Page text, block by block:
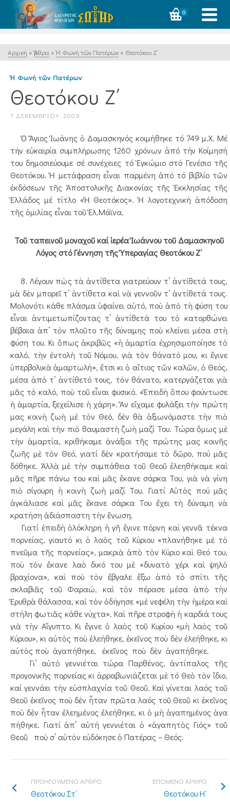
0
Αρχική » Ἄρθρα » Ἡ Φωνή τῶν Πατέρων » Θεοτόκου Ζ΄
Ἡ Φωνή τῶν Πατέρων
Θεοτόκου Ζ΄
7 ΔΕΚΕΜΒΡΊΟΥ, 2009
Ὁ Ἅγιος Ἰωάνης ὁ Δαμασκηνός κοιμήθηκε τό 749 μ.Χ. Μέ
τήν εὐκαιρία συμπλήρωσης 1260 χρόνων ἀπό τήν Κοίμησή
του δημοσιεύουμε σέ συνέχειες τό Ἐγκώμιο στό Γενέσιο τῆς
Θεοτόκου. Ἡ μετάφραση εἶναι παρμένη ἀπό τό βιβλίο τῶν
ἐκδόσεων τῆς Ἀποστολικῆς Διακονίας τῆς Ἐκκλησίας τῆς
Ἑλλάδος μέ τίτλο «Ἡ Θεοτόκος». Ἡ λογοτεχνική ἀπόδοση
τῆς ὁμιλίας εἶναι τοῦ Ἐλ.Μάϊνα.
Τοῦ ταπεινοῦ μοναχοῦ καί ἱερέα Ἰωάννου τοῦ Δαμασκηνοῦ
Λόγος στό Γέννηση τῆς Ὑπεραγίας Θεοτόκου Ζ΄
8. Λέγουν πὼς τὰ ἀντίθετα γιατρεύουν τ’ ἀντίθετά τους,
μὰ δὲν μπορεῖ τ’ ἀντίθετα καὶ νὰ γεννοῦν τ’ ἀντίθετά τους.
Μολονότι κάθε πλάσμα ὑφαίνει αὐτό, ποὺ ἀπὸ τὴ φύση του
εἶναι ἀντιμετωπίζοντας τ’ ἀντίθετά του τὸ κατορθώνει
βέβαια ἀπ’ τὸν πλοῦτο τῆς δύναμης ποὺ κλείνει μέσα στὴ
φύση του. Κι ὅπως ἀκριβῶς «ἡ ἁμαρτία ἐχρησιμοποίησε τὸ
καλό, τὴν ἐντολὴ τοῦ Νόμου, γιὰ τὸν θάνατό μου, κι ἔγινε
ὑπερβολικὰ ἁμαρτωλή», ἔτσι κι ὁ αἴτιος τῶν καλῶν, ὁ Θεός,
μέσα ἀπὸ τ’ ἀντίθετό τους, τὸν θάνατο, κατεργάζεται γιὰ
μᾶς τὸ καλό, ποὺ τοῦ εἶναι φυσικό. «Ἐπειδὴ ὅπου φούντωσε
ἡ ἁμαρτία, ξεχείλισε ἡ χάρη». Ἂν εἴχαμε φυλάξει τὴν πρώτη
μας κοινὴ ζωὴ μὲ τὸν Θεό, δὲν θὰ ἀξιωνόμαστε τὴν πιὸ
μεγάλη καὶ τὴν πιὸ θαυμαστὴ ζωὴ μαζί Του. Τώρα ὅμως μὲ
τὴν ἁμαρτία, κριθήκαμε ἀνάξιοι τῆς πρώτης μας κοινῆς
ζωῆς μὲ τὸν Θεό, γιατί δὲν κρατήσαμε τὸ δῶρο, πού μᾶς
δόθηκε. Ἀλλὰ μὲ τὴν συμπάθεια τοῦ Θεοῦ ἐλεηθήκαμε καὶ
μᾶς πῆρε πάνω του καὶ μᾶς ἔκανε σάρκα Του, γιὰ νὰ γίνη
πιὸ σίγουρη ἡ κοινὴ ζωὴ μαζί Του. Γιατί Αὐτὸς πού μᾶς
ἀγκάλιασε καὶ μᾶς ἔκανε σάρκα Του ἔχει τὴ δύναμη νὰ
κρατήση ἀδιάσπαστη τὴν ἕνωση.
Γιατί ἐπειδὴ ὁλόκληρη ἡ γῆ ἔγινε πόρνη καὶ γεννᾶ τέκνα
πορνείας, γιαυτό κι ὁ λαὸς τοῦ Κύριου «πλανήθηκε μὲ τὸ
πνεῦμα τῆς πορνείας», μακριὰ ἀπὸ τὸν Κύριο καὶ Θεό του,
ποὺ τὸν ἔκανε λαὸ δικό του μὲ «δυνατὸ χέρι καὶ ψηλὸ
βραχίονα», καὶ ποὺ τὸν ἔβγαλε ἔξω ἀπὸ τὸ σπίτι τῆς
σκλαβιᾶς τοῦ Φαραώ, καὶ τὸν πέρασε μέσα ἀπὸ τὴν
Ἐρυθρὰ θάλασσα, καὶ τὸν ὁδήγησε «μὲ νεφέλη τὴν ἡμέρα καὶ
στήλη φωτιᾶς κάθε νύχτα». Καὶ πῆρε στροφὴ ἡ καρδιά τους
γιὰ τὴν Αἴγυπτο. Κι ἔγινε ὁ λαὸς τοῦ Κυρίου «μὴ λαὸς τοῦ
Κύριου», κι αὐτὸς ποὺ ἐλεήθηκε, ἐκεῖνος ποὺ δὲν ἐλεήθηκε, κι
αὐτὸς ποὺ ἀγαπήθηκε, ἐκεῖνος ποὺ δὲν ἀγαπήθηκε.
Γι’ αὐτὸ γεννιέται τώρα Παρθένος, ἀντίπαλος τῆς
προγονικῆς πορνείας κι ἀρραβωνιάζεται μὲ τό Θεὸ τὸν ἴδιο,
καί γεννάει τὴν εὐσπλαχνία τοῦ Θεοῦ. Καὶ γίνεται λαός τοῦ
Θεοῦ ἐκεῖνος ποὺ δὲν ἦταν πρῶτα λαός τοῦ Θεοῦ κι ἐκεῖνος
ποὺ δὲν ἦταν ἐλεημένος ἐλεήθηκε, κι ὁ μὴ ἀγαπημένος ἀγα
πήθηκε. Γιατί ἀπ’ αὐτή γεννιέται ὁ «ἀγαπητὸς Γιός» τοῦ
Θεοῦ ποὺ σ’ αὐτὸν εὐδόκησε ὁ Πατέρας – Θεός.
ΠΡΟΗΓΟΥΜΕΝΟ ΑΡΘΡΟ
Θεοτόκου Στ΄
ΕΠΟΜΕΝΟ ΑΡΘΡΟ
Θεοτόκου Η΄